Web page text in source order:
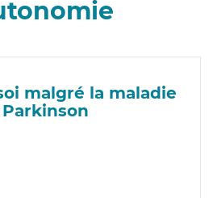
malgré la maladie